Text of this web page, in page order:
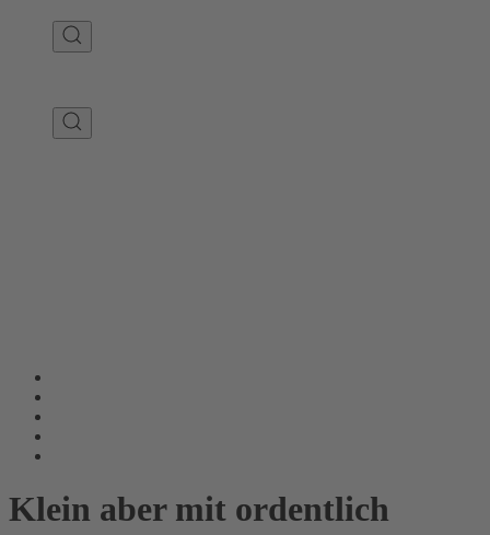
Klein aber mit ordentlich